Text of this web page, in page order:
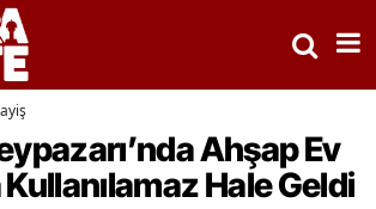
Ahşap Ev
Hale Geldi